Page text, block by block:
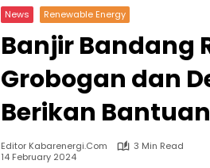
News Renewable Energy
Banjir Bandang
Grobogan dan
Berikan Bantuan
Editor Kabarenergi.com
3 Min Read
14 February 2024